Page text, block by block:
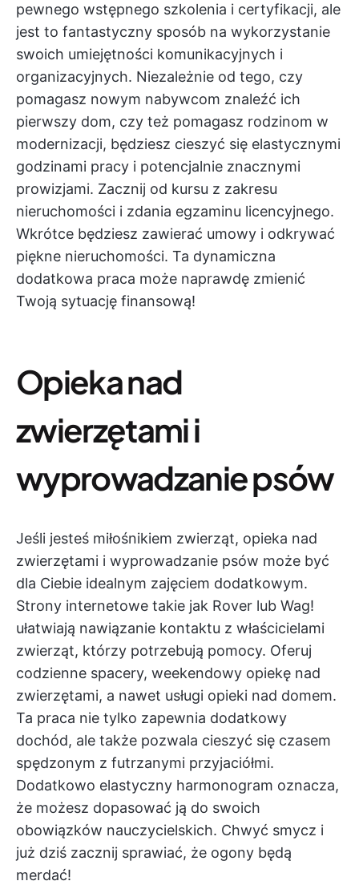
pewnego wstępnego szkolenia i certyfikacji, ale
jest to fantastyczny sposób na wykorzystanie
swoich umiejętności komunikacyjnych i
organizacyjnych. Niezależnie od tego, czy
pomagasz nowym nabywcom znaleźć ich
pierwszy dom, czy też pomagasz rodzinom w
modernizacji, będziesz cieszyć się elastycznymi
godzinami pracy i potencjalnie znacznymi
prowizjami. Zacznij od kursu z zakresu
nieruchomości i zdania egzaminu licencyjnego.
Wkrótce będziesz zawierać umowy i odkrywać
piękne nieruchomości. Ta dynamiczna
dodatkowa praca może naprawdę zmienić
Twoją sytuację finansową!
Opieka nad
zwierzętami i
wyprowadzanie psów
Jeśli jesteś miłośnikiem zwierząt, opieka nad
zwierzętami i wyprowadzanie psów może być
dla Ciebie idealnym zajęciem dodatkowym.
Strony internetowe takie jak Rover lub Wag!
ułatwiają nawiązanie kontaktu z właścicielami
zwierząt, którzy potrzebują pomocy. Oferuj
codzienne spacery, weekendowy opiekę nad
zwierzętami, a nawet usługi opieki nad domem.
Ta praca nie tylko zapewnia dodatkowy
dochód, ale także pozwala cieszyć się czasem
spędzonym z futrzanymi przyjaciółmi.
Dodatkowo elastyczny harmonogram oznacza,
że możesz dopasować ją do swoich
obowiązków nauczycielskich. Chwyć smycz i
już dziś zacznij sprawiać, że ogony będą
merdać!